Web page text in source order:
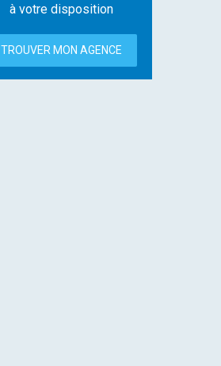
à votre disposition
TROUVER MON AGENCE